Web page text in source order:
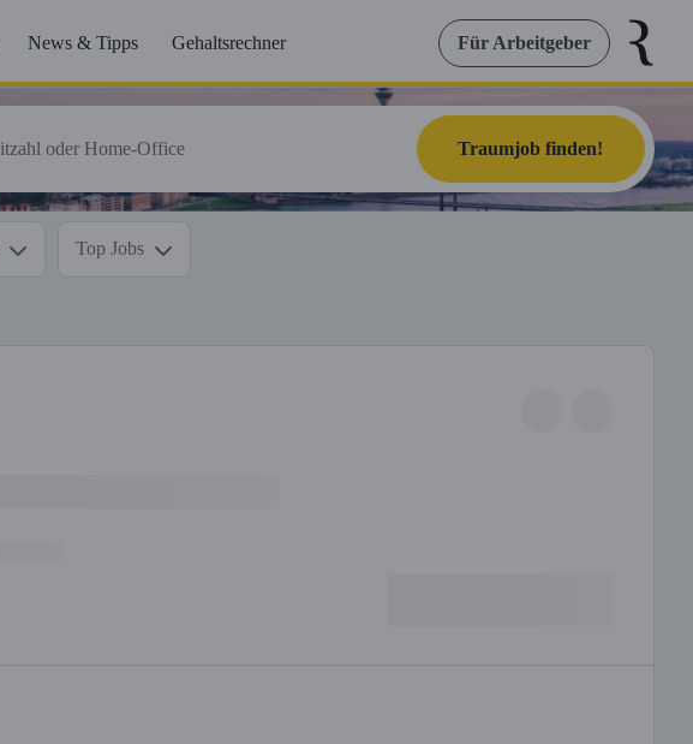
News & Tipps Gehaltsrechner Für Arbeitgeber
Traumjob finden!
Top Jobs